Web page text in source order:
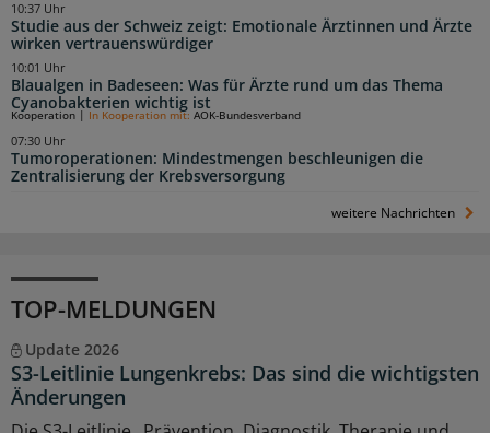
Studie aus der Schweiz zeigt: Emotionale Ärztinnen und Ärzte
wirken vertrauenswürdiger
10:37 Uhr
Blaualgen in Badeseen: Was für Ärzte rund um das Thema
Cyanobakterien wichtig ist
10:01 Uhr
Tumoroperationen: Mindestmengen beschleunigen die
Zentralisierung der Krebsversorgung
Kooperation | In Kooperation mit: AOK-Bundesverband
07:30 Uhr
weitere Nachrichten
TOP-MELDUNGEN
Update 2026
S3-Leitlinie Lungenkrebs: Das sind die wichtigsten
Änderungen